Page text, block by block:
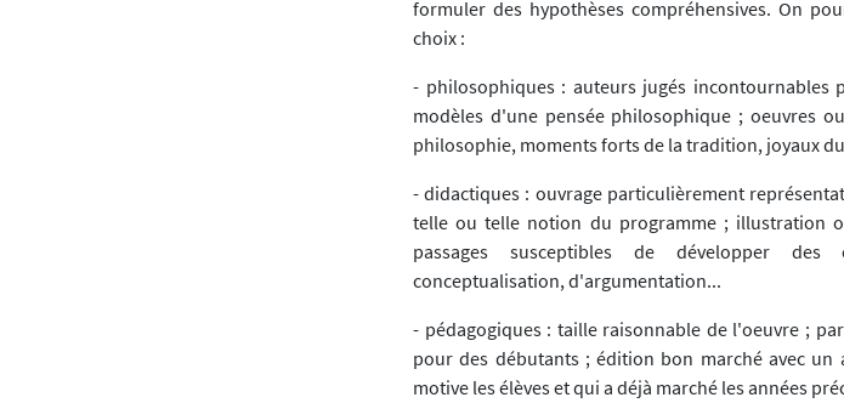
formuler des hypothèses compréhensives. On
choix :
- philosophiques : auteurs jugés incontournables
modèles d'une pensée philosophique ; oeuvres
philosophie, moments forts de la tradition, joyaux
- didactiques : ouvrage particulièrement
telle ou telle notion du programme ; illustration
passages susceptibles de développer des
conceptualisation, d'argumentation...
- pédagogiques : taille raisonnable de l'oeuvre ;
pour des débutants ; édition bon marché avec
motive les élèves et qui a déjà marché les années